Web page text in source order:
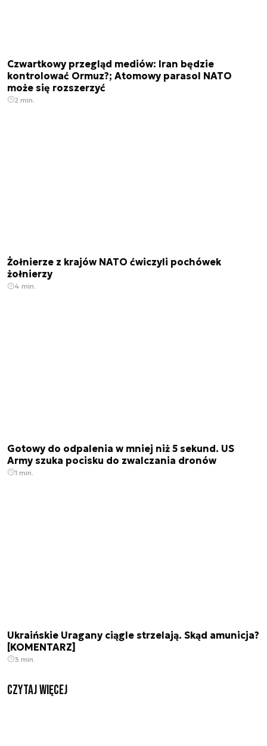
Czwartkowy przegląd mediów: Iran będzie
kontrolować Ormuz?; Atomowy parasol NATO
może się rozszerzyć
2 min.
Żołnierze z krajów NATO ćwiczyli pochówek
żołnierzy
4 min.
Gotowy do odpalenia w mniej niż 5 sekund. US
Army szuka pocisku do zwalczania dronów
1 min.
Ukraińskie Uragany ciągle strzelają. Skąd amunicja?
[KOMENTARZ]
3 min.
czytaj więcej